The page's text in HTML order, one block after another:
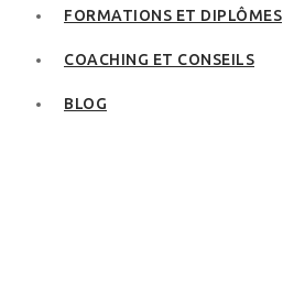
FORMATIONS ET DIPLÔMES
COACHING ET CONSEILS
BLOG